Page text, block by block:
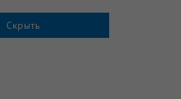
Скрыть